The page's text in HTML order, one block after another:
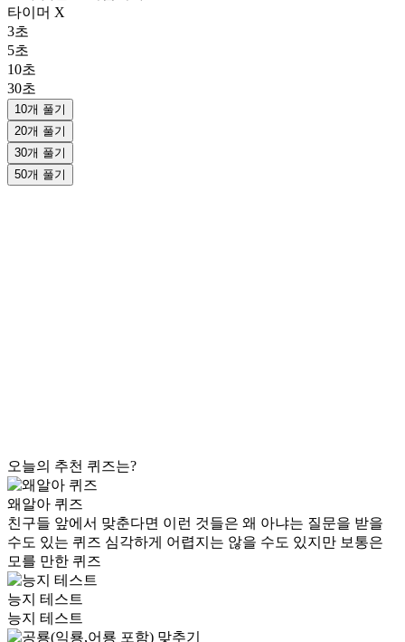
타이머 X
3초
5초
10초
30초
10개 풀기
20개 풀기
30개 풀기
50개 풀기
오늘의 추천 퀴즈는?
왜알아 퀴즈
친구들 앞에서 맞춘다면 이런 것들은 왜 아냐는 질문을 받을
수도 있는 퀴즈 심각하게 어렵지는 않을 수도 있지만 보통은
모를 만한 퀴즈
능지 테스트
능지 테스트